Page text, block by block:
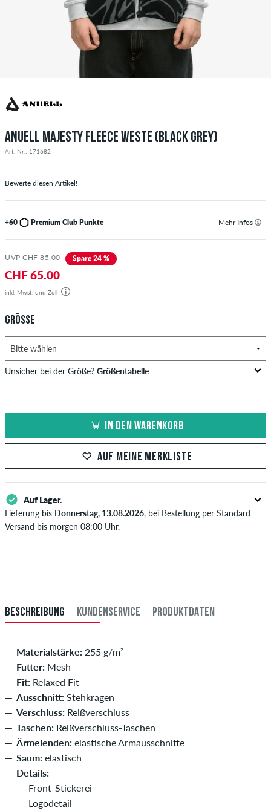
ANUELL MAJESTY FLEECE WESTE (BLACK GREY)
Art. Nr.: 171682
Bewerte diesen Artikel!
+60 Premium Club Punkte Mehr Infos
UVP CHF 85.00 Spare 24 %
CHF 65.00
inkl. Mwst. und Zoll
GRÖSSE
Unsicher bei der Größe? Größentabelle
US EU
in cm
in cm
XS 42 82-87 69-74 82-87
L 50/52 100-106 87-93 100-106
XXXL 60 121-127 108-114 121-127
IN DEN WARENKORB
AUF MEINE MERKLISTE
Auf Lager.
Lieferung bis Donnerstag, 13.08.2026, bei Bestellung per Standard
Versand bis morgen 08:00 Uhr.
Zahlung.
BESCHREIBUNG KUNDENSERVICE PRODUKTDATEN
Materialstärke: 255 g/m²
Futter: Mesh
Fit: Relaxed Fit
Ausschnitt: Stehkragen
Verschluss: Reißverschluss
Taschen: Reißverschluss-Taschen
Ärmelenden: elastische Armausschnitte
Saum: elastisch
Details:
Front-Stickerei
Logodetail